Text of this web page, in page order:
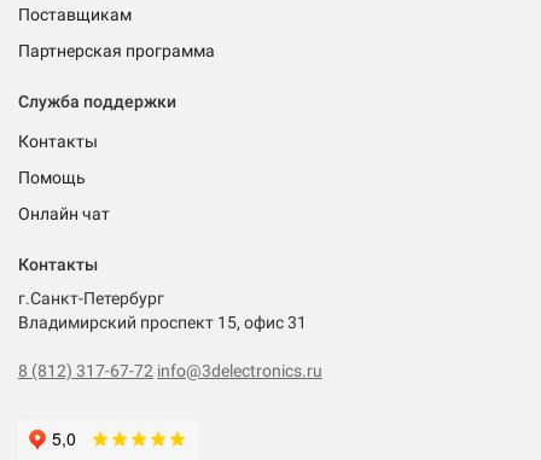
Поставщикам
Партнерская программа
Служба поддержки
Контакты
Помощь
Онлайн чат
Контакты
г.Санкт-Петербург
Владимирский проспект 15, офис 31
8 (812) 317-67-72 info@3delectronics.ru